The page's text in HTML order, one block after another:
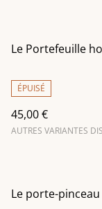
Le Portefeuille
ÉPUISÉ
45,00 €
AUTRES VARIANTES
Le porte-